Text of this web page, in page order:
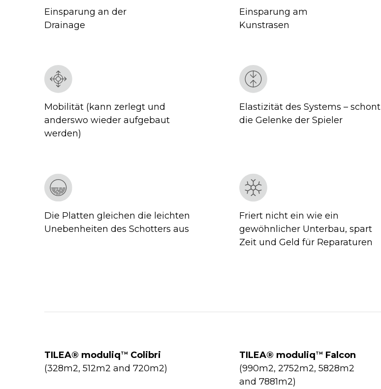
Einsparung an der
Drainage
Einsparung am
Kunstrasen
Mobilität (kann zerlegt und
anderswo wieder aufgebaut
werden)
Elastizität des Systems – schont
die Gelenke der Spieler
Die Platten gleichen die leichten
Unebenheiten des Schotters aus
Friert nicht ein wie ein
gewöhnlicher Unterbau, spart
Zeit und Geld für Reparaturen
TILEA® moduliq TM
Colibri
(328m2, 512m2 and 720m2)
TILEA® moduliq TM
Falcon
(990m2, 2752m2, 5828m2
and 7881m2)